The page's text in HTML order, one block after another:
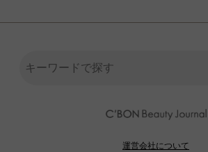
運営会社について